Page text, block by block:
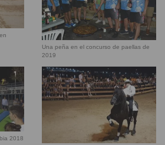
Una peña en el concurso de paellas de
2019
2018